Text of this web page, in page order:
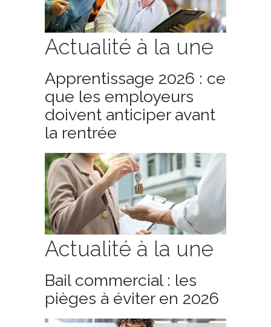
Actualité à la une
Apprentissage 2026 : ce
que les employeurs
doivent anticiper avant
la rentrée
Actualité à la une
Bail commercial : les
pièges à éviter en 2026